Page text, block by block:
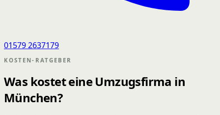
01579 2637179
KOSTEN-RATGEBER
Was kostet eine Umzugsfirma in
München?